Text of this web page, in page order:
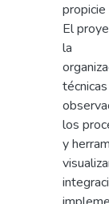
El
la
los
y